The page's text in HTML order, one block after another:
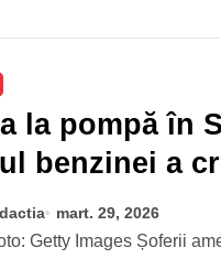
la pompă în
benzinei a
dolar într-o
tensiunilor
mart. 29, 2026